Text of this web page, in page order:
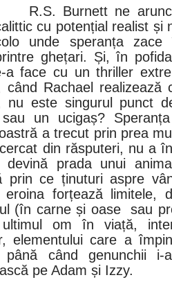
R.S. Burnett ne
cu potențial realist și
unde speranța
ghețari. Și, în
a face cu un thriller
când Rachael
nu este singurul punct
un ucigaș?
a trecut prin prea
din răsputeri, nu a
devină prada unui
prin ce ținuturi aspre
eroina forțează limitele,
(în carne și oase
sau
ultimul om în viață,
elementului care a
până când genunchii i-
pe Adam și Izzy.